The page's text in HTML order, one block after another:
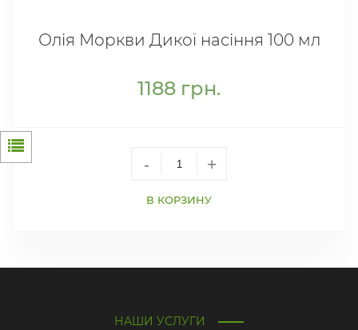
Олія Моркви Дикої насіння 100 мл
1188 грн.
- +
В КОРЗИНУ
НАШИ УСЛУГИ